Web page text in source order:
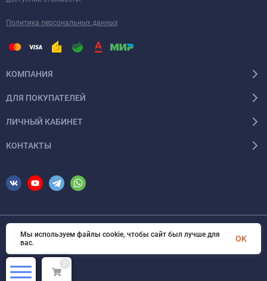
Политика персональных данных
КОМПАНИЯ
ДЛЯ ПОКУПАТЕЛЕЙ
ЛИЧНЫЙ КАБИНЕТ
КОНТАКТЫ
© 2026 InSale. Все права защищены
0
Мы используем файлы cookie, чтобы сайт был лучше для
вас.
OK